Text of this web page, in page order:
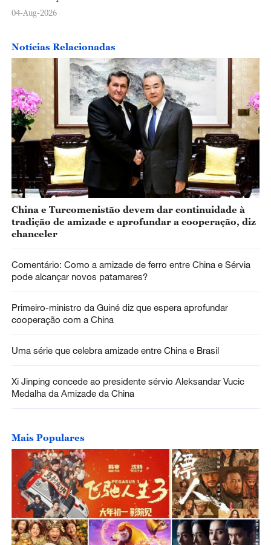
04-Aug-2026
Notícias Relacionadas
China e Turcomenistão devem dar continuidade à
tradição de amizade e aprofundar a cooperação, diz
chanceler
Comentário: Como a amizade de ferro entre China e Sérvia
pode alcançar novos patamares?
Primeiro-ministro da Guiné diz que espera aprofundar
cooperação com a China
Uma série que celebra amizade entre China e Brasil
Xi Jinping concede ao presidente sérvio Aleksandar Vucic
Medalha da Amizade da China
Mais Populares